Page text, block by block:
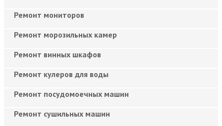
Ремонт мониторов
Ремонт морозильных камер
Ремонт винных шкафов
Ремонт кулеров для воды
Ремонт посудомоечных машин
Ремонт сушильных машин